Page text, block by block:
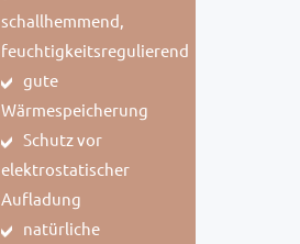
schallhemmend,
feuchtigkeitsregulierend
gute
Wärmespeicherung
Schutz vor
elektrostatischer
Aufladung
natürliche